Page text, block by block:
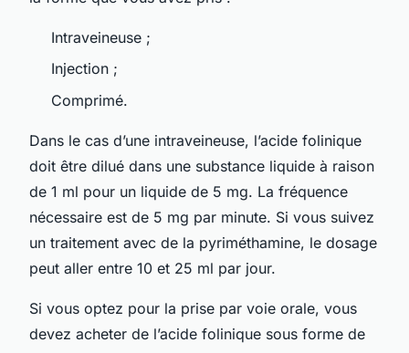
Intraveineuse ;
Injection ;
Comprimé.
Dans le cas d’une intraveineuse, l’acide folinique
doit être dilué dans une substance liquide à raison
de 1 ml pour un liquide de 5 mg. La fréquence
nécessaire est de 5 mg par minute. Si vous suivez
un traitement avec de la pyriméthamine, le dosage
peut aller entre 10 et 25 ml par jour.
Si vous optez pour la prise par voie orale, vous
devez acheter de l’acide folinique sous forme de